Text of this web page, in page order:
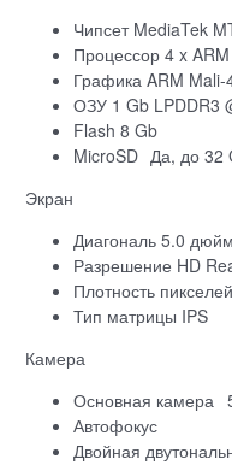
Чипсет MediaTek
Процессор 4 x
Графика ARM
ОЗУ 1 Gb LPDDR3
Flash 8 Gb
MicroSD Да, до 32
Экран
Диагональ 5.0
Разрешение HD
Плотность
Тип матрицы IPS
Камера
Основная камера
Автофокус
Двойная